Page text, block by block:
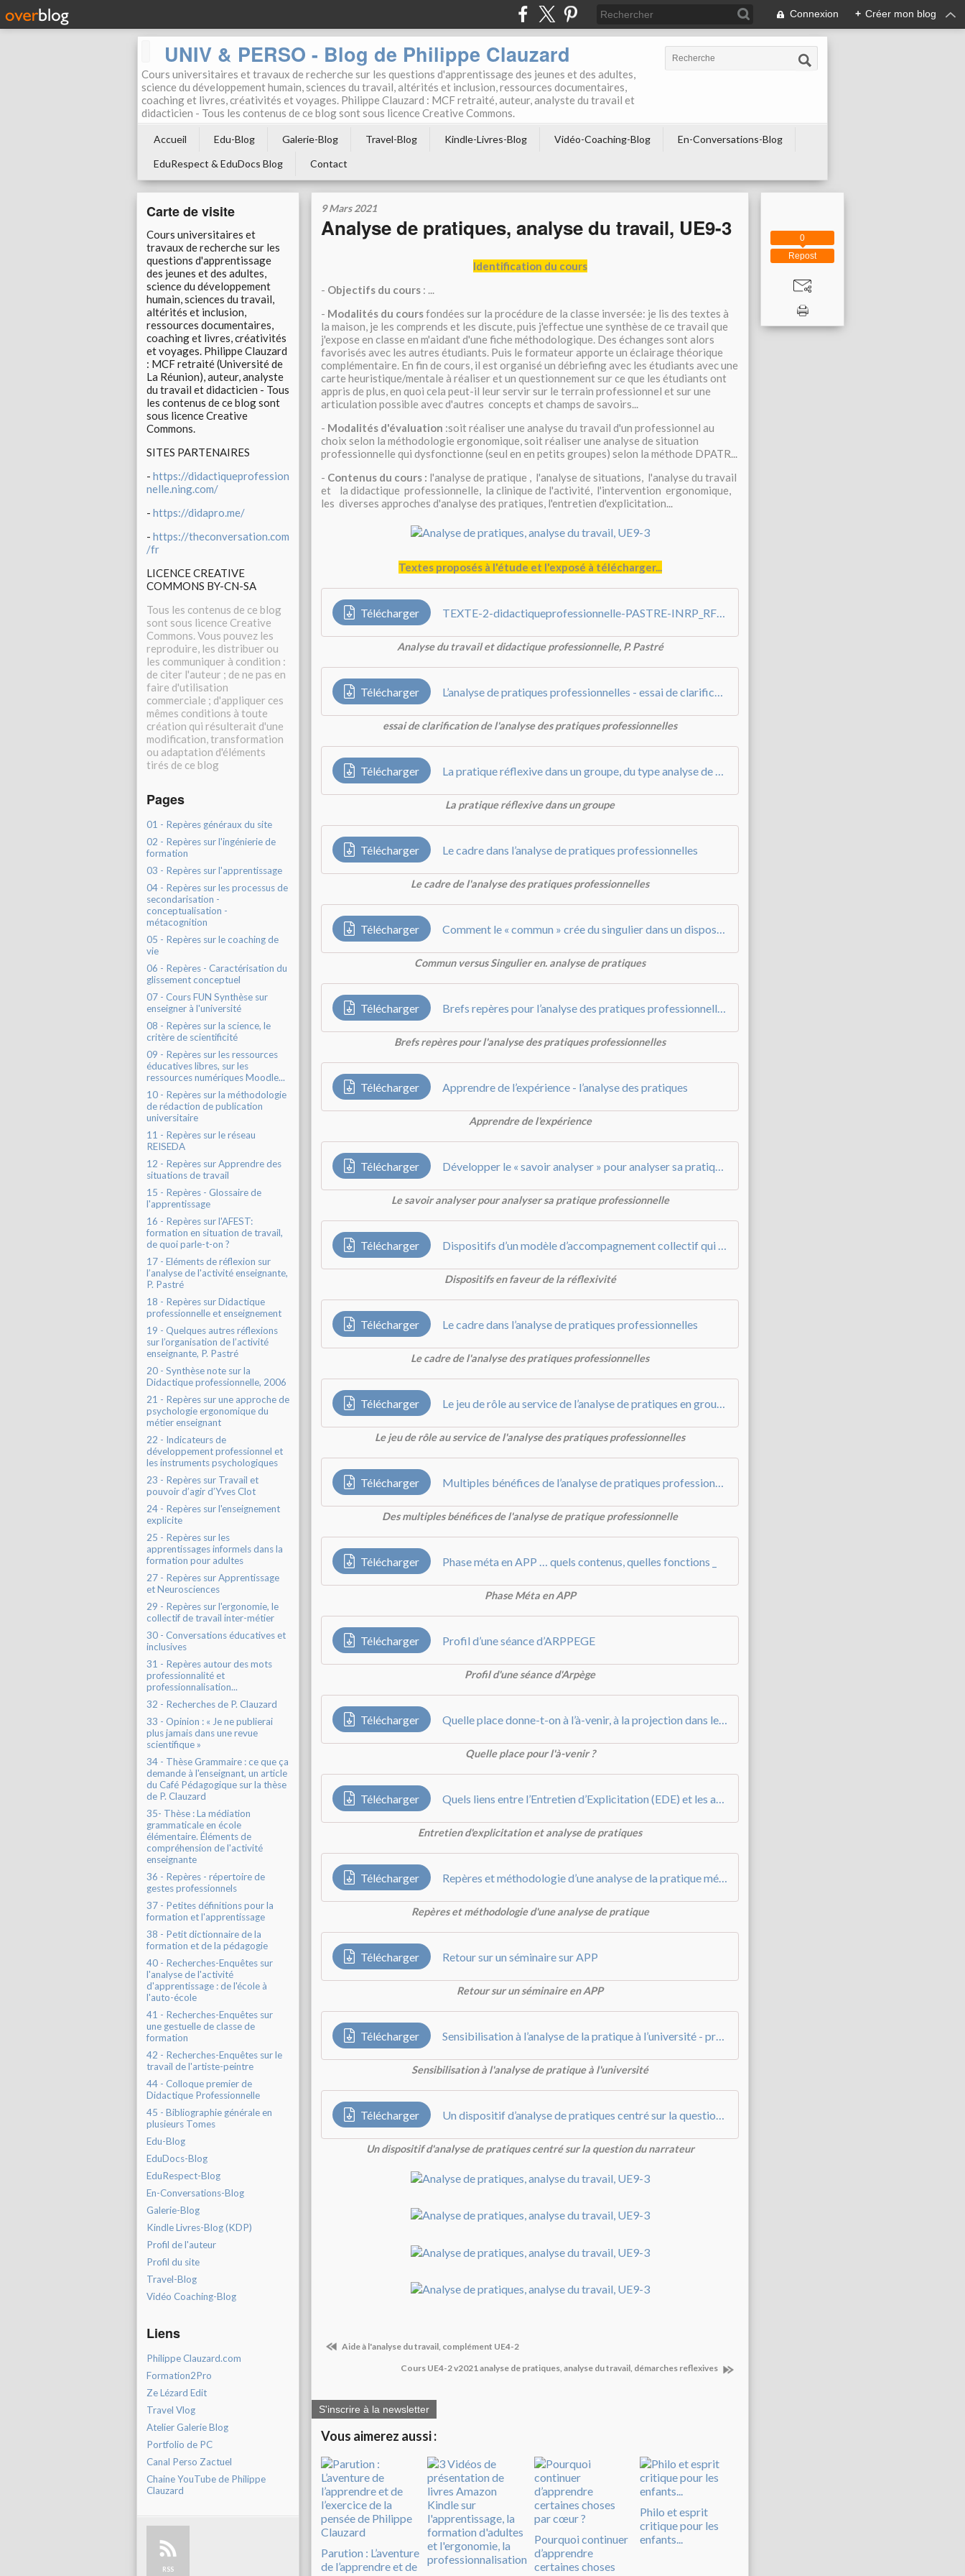
Connexion + Créer mon blog
UNIV & PERSO - Blog de Philippe Clauzard
Cours universitaires et travaux de recherche sur les questions d'apprentissage des jeunes et des adultes,
science du développement humain, sciences du travail, altérités et inclusion, ressources documentaires,
coaching et livres, créativités et voyages. Philippe Clauzard : MCF retraité, auteur, analyste du travail et
didacticien - Tous les contenus de ce blog sont sous licence Creative Commons.
Accueil Edu-Blog Galerie-Blog Travel-Blog Kindle-Livres-Blog Vidéo-Coaching-Blog
En-Conversations-Blog
EduRespect & EduDocs Blog
Contact
Carte de visite
Cours universitaires et
travaux de recherche sur les
questions d'apprentissage
des jeunes et des adultes,
science du développement
humain, sciences du travail,
altérités et inclusion,
ressources documentaires,
coaching et livres, créativités
et voyages. Philippe Clauzard
: MCF retraité (Université de
La Réunion), auteur, analyste
du travail et didacticien - Tous
les contenus de ce blog sont
sous licence Creative
Commons.
SITES PARTENAIRES
- https://didactiqueprofession
nelle.ning.com/
- https://didapro.me/
- https://theconversation.com
/fr
LICENCE CREATIVE
COMMONS BY-CN-SA
Tous les contenus de ce blog
sont sous licence Creative
Commons. Vous pouvez les
reproduire, les distribuer ou
les communiquer à condition :
de citer l'auteur ; de ne pas en
faire d'utilisation
commerciale ; d'appliquer ces
mêmes conditions à toute
création qui résulterait d'une
modification, transformation
ou adaptation d'éléments
tirés de ce blog
Pages
01 - Repères généraux du site
02 - Repères sur l'ingénierie de
formation
03 - Repères sur l'apprentissage
04 - Repères sur les processus de
secondarisation -
conceptualisation -
métacognition
05 - Repères sur le coaching de
vie
06 - Repères - Caractérisation du
glissement conceptuel
07 - Cours FUN Synthèse sur
enseigner à l'université
08 - Repères sur la science, le
critère de scientificité
09 - Repères sur les ressources
éducatives libres, sur les
ressources numériques Moodle...
10 - Repères sur la méthodologie
de rédaction de publication
universitaire
11 - Repères sur le réseau
REISEDA
12 - Repères sur Apprendre des
situations de travail
15 - Repères - Glossaire de
l'apprentissage
16 - Repères sur l'AFEST:
formation en situation de travail,
de quoi parle-t-on ?
17 - Eléments de réflexion sur
l’analyse de l'activité enseignante,
P. Pastré
18 - Repères sur Didactique
professionnelle et enseignement
19 - Quelques autres réflexions
sur l’organisation de l’activité
enseignante, P. Pastré
20 - Synthèse note sur la
Didactique professionnelle, 2006
21 - Repères sur une approche de
psychologie ergonomique du
métier enseignant
22 - Indicateurs de
développement professionnel et
les instruments psychologiques
23 - Repères sur Travail et
pouvoir d’agir d’Yves Clot
24 - Repères sur l'enseignement
explicite
25 - Repères sur les
apprentissages informels dans la
formation pour adultes
27 - Repères sur Apprentissage
et Neurosciences
29 - Repères sur l'ergonomie, le
collectif de travail inter-métier
30 - Conversations éducatives et
inclusives
31 - Repères autour des mots
professionnalité et
professionnalisation...
32 - Recherches de P. Clauzard
33 - Opinion : « Je ne publierai
plus jamais dans une revue
scientifique »
34 - Thèse Grammaire : ce que ça
demande à l'enseignant, un article
du Café Pédagogique sur la thèse
de P. Clauzard
35- Thèse : La médiation
grammaticale en école
élémentaire. Éléments de
compréhension de l'activité
enseignante
36 - Repères - répertoire de
gestes professionnels
37 - Petites définitions pour la
formation et l'apprentissage
38 - Petit dictionnaire de la
formation et de la pédagogie
40 - Recherches-Enquêtes sur
l'analyse de l'activité
d'apprentissage : de l'école à
l'auto-école
41 - Recherches-Enquêtes sur
une gestuelle de classe de
formation
42 - Recherches-Enquêtes sur le
travail de l'artiste-peintre
44 - Colloque premier de
Didactique Professionnelle
45 - Bibliographie générale en
plusieurs Tomes
Edu-Blog
EduDocs-Blog
EduRespect-Blog
En-Conversations-Blog
Galerie-Blog
Kindle Livres-Blog (KDP)
Profil de l'auteur
Profil du site
Travel-Blog
Vidéo Coaching-Blog
Liens
Philippe Clauzard.com
Formation2Pro
Ze Lézard Edit
Travel Vlog
Atelier Galerie Blog
Portfolio de PC
Canal Perso Zactuel
Chaine YouTube de Philippe
Clauzard
RSS
9 Mars 2021
Analyse de pratiques, analyse du travail, UE9-3
Identification du cours
- Objectifs du cours : ...
- Modalités du coursfondées sur la procédure de la classe inversée: je lis des textes à
la maison, je les comprends et les discute, puis j'effectue une synthèse de ce travail que
j'expose en classe en m'aidant d'une fiche méthodologique. Des échanges sont alors
favorisés avec les autres étudiants. Puis le formateur apporte un éclairage théorique
complémentaire. En fin de cours, il est organisé un débriefing avec les étudiants avec une
carte heuristique/mentale à réaliser et un questionnement sur ce que les étudiants ont
appris de plus, en quoi cela peut-il leur servir sur le terrain professionnel et sur une
articulation possible avec d'autres concepts et champs de savoirs...
- Modalités d'évaluation :soit réaliser une analyse du travail d'un professionnel au
choix selon la méthodologie ergonomique, soit réaliser une analyse de situation
professionnelle qui dysfonctionne (seul en en petits groupes) selon la méthode DPATR...
- Contenus du cours : l'analyse de pratique , l'analyse de situations, l'analyse du travail
et la didactique professionnelle, la clinique de l'activité, l'intervention ergonomique,
les diverses approches d'analyse des pratiques, l'entretien d'explicitation...
Textes proposés à l'étude et l'exposé à télécharger...
Télécharger TEXTE-2-didactiqueprofessionnelle-PASTRE-INRP_RF138_2
Analyse du travail et didactique professionnelle, P. Pastré
Télécharger L’analyse de pratiques professionnelles - essai de clarification
essai de clarification de l'analyse des pratiques professionnelles
Télécharger La pratique réflexive dans un groupe, du type analyse de pratique ou retour de stage
La pratique réflexive dans un groupe
Télécharger Le cadre dans l’analyse de pratiques professionnelles
Le cadre de l'analyse des pratiques professionnelles
Télécharger Comment le « commun » crée du singulier dans un dispositif d’analyse de pratiques associé à un travail d’écriture
Commun versus Singulier en. analyse de pratiques
Télécharger Brefs repères pour l’analyse des pratiques professionnelles
Brefs repères pour l'analyse des pratiques professionnelles
Télécharger Apprendre de l’expérience - l’analyse des pratiques
Apprendre de l'expérience
Télécharger Développer le « savoir analyser » pour analyser sa pratique professionnelle
Le savoir analyser pour analyser sa pratique professionnelle
Télécharger Dispositifs d’un modèle d’accompagnement collectif qui guident la réflexivité chez des directions d’établissement en milieu scolaire
Dispositifs en faveur de la réflexivité
Télécharger Le cadre dans l’analyse de pratiques professionnelles
Le cadre de l'analyse des pratiques professionnelles
Télécharger Le jeu de rôle au service de l’analyse de pratiques en groupe
Le jeu de rôle au service de l'analyse des pratiques professionnelles
Télécharger Multiples bénéfices de l’analyse de pratiques professionnelles en groupe - quels éléments clés les favorisent _
Des multiples bénéfices de l'analyse de pratique professionnelle
Télécharger Phase méta en APP … quels contenus, quelles fonctions _
Phase Méta en APP
Télécharger Profil d’une séance d’ARPPEGE
Profil d'une séance d'Arpège
Télécharger Quelle place donne-t-on à l’à-venir, à la projection dans le futur au sein de l’analyse de pratiques _
Quelle place pour l'à-venir ?
Télécharger Quels liens entre l’Entretien d’Explicitation (EDE) et les analyses de pratiques professionnelles (APP) en groupe _
Entretien d'explicitation et analyse de pratiques
Télécharger Repères et méthodologie d’une analyse de la pratique médiée par les objets techniques
Repères et méthodologie d'une analyse de pratique
Télécharger Retour sur un séminaire sur APP
Retour sur un séminaire en APP
Télécharger Sensibilisation à l’analyse de la pratique à l’université - présentation d’un dispositif singulier
Sensibilisation à l'analyse de pratique à l'université
Télécharger Un dispositif d’analyse de pratiques centré sur la question que se pose le narrateur
Un dispositif d'analyse de pratiques centré sur la question du narrateur
Aide à l'analyse du travail, complément UE4-2
Cours UE4-2 v2021 analyse de pratiques, analyse du travail, démarches reflexives
S'inscrire à la newsletter
Vous aimerez aussi :
Parution : L’aventure
de l’apprendre et de
Pourquoi continuer
d’apprendre
certaines choses
Philo et esprit
critique pour les
enfants...
Repost
0